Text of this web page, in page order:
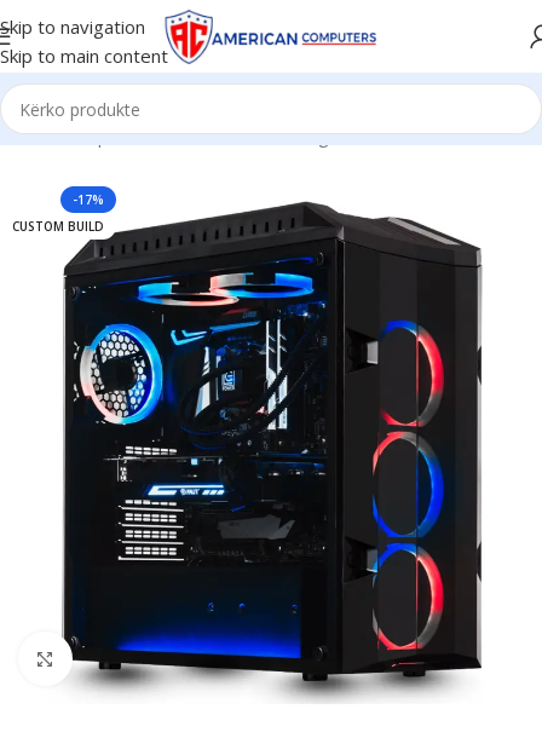
Skip to navigation
Skip to main content
Kreu/Komponent PC/Kasa PC Gaming
-17%
CUSTOM BUILD
Click to enlarge